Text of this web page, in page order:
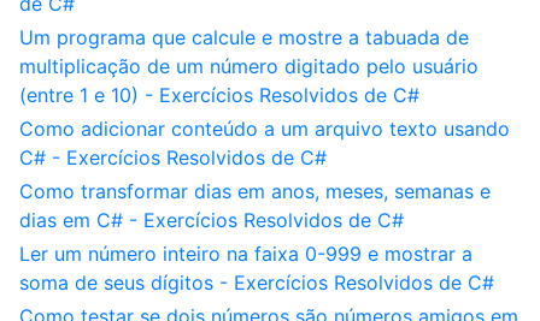
Um programa que calcule e mostre a tabuada de
multiplicação de um número digitado pelo usuário
(entre 1 e 10) - Exercícios Resolvidos de C#
Como adicionar conteúdo a um arquivo texto usando
C# - Exercícios Resolvidos de C#
Como transformar dias em anos, meses, semanas e
dias em C# - Exercícios Resolvidos de C#
Ler um número inteiro na faixa 0-999 e mostrar a
soma de seus dígitos - Exercícios Resolvidos de C#
Como testar se dois números são números amigos em